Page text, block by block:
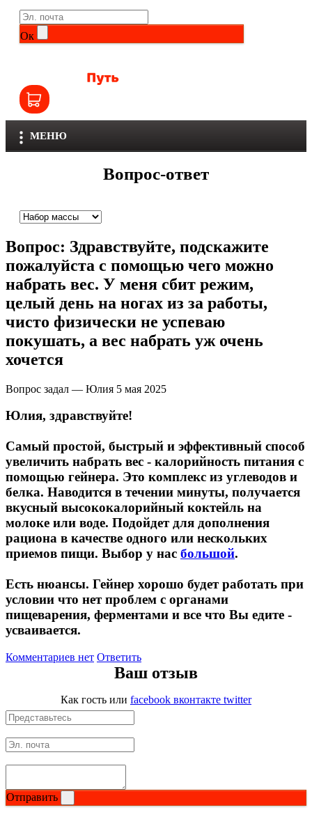
Ок
МЕНЮ
Общие комплексы
Витамины группы B
Витамины для детей
Железо
Кальций
Селен
Здоровье и красота
НАЗАД
Мужское здоровье
Бустеры тестостерона
ЗМА
Антиоксиданты
Борьба со стрессом
НАЗАД
Адаптогены и Ноотропы
Здоровая печень
Здоровье костей
Иммунитет
Life Extension
NOW
Olimp
Optimum Nutrition
Scitec Nutrition
SNT
Sportinia
Trace Minerals
USN
Vitauct
WTF LABZ
Свой Путь
Вопрос-ответ
Вопрос: Здравствуйте, подскажите
пожалуйста с помощью чего можно
набрать вес. У меня сбит режим,
целый день на ногах из за работы,
чисто физически не успеваю
покушать, а вес набрать уж очень
хочется
Вопрос задал — Юлия 5 мая 2025
Юлия, здравствуйте!
Самый простой, быстрый и эффективный способ
увеличить набрать вес - калорийность питания с
помощью гейнера. Это комплекс из углеводов и
белка. Наводится в течении минуты, получается
вкусный высококалорийный коктейль на
молоке или воде. Подойдет для дополнения
рациона в качестве одного или нескольких
приемов пищи. Выбор у нас большой.
Есть нюансы. Гейнер хорошо будет работать при
условии что нет проблем с органами
пищеварения, ферментами и все что Вы едите -
усваивается.
Комментариев нет Ответить
Ваш отзыв
Как гость или facebook вконтакте twitter
Отправить